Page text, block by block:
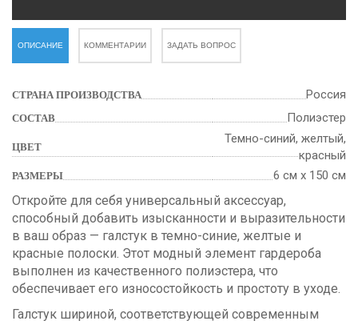
ОПИСАНИЕ КОММЕНТАРИИ ЗАДАТЬ ВОПРОС
СТРАНА ПРОИЗВОДСТВА Россия
СОСТАВ Полиэстер
ЦВЕТ
Темно-синий, желтый,
красный
РАЗМЕРЫ 6 см х 150 см
Откройте для себя универсальный аксессуар,
способный добавить изысканности и выразительности
в ваш образ — галстук в темно-синие, желтые и
красные полоски. Этот модный элемент гардероба
выполнен из качественного полиэстера, что
обеспечивает его износостойкость и простоту в уходе.
Галстук шириной, соответствующей современным